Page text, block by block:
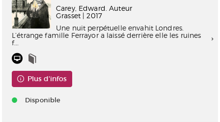
Carey, Edward. Auteur
Grasset | 2017
Une nuit perpétuelle envahit Londres.
L’étrange famille Ferrayor a laissé derrière elle les ruines
f...
Plus d'infos
Disponible